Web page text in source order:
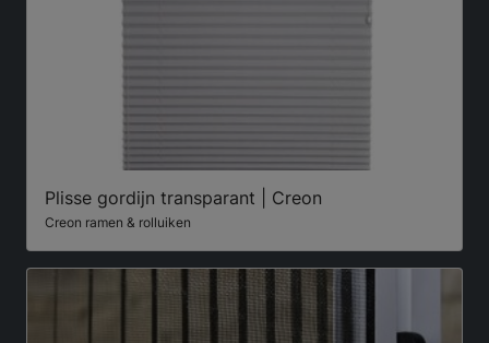
Plisse gordijn transparant | Creon
Creon ramen & rolluiken